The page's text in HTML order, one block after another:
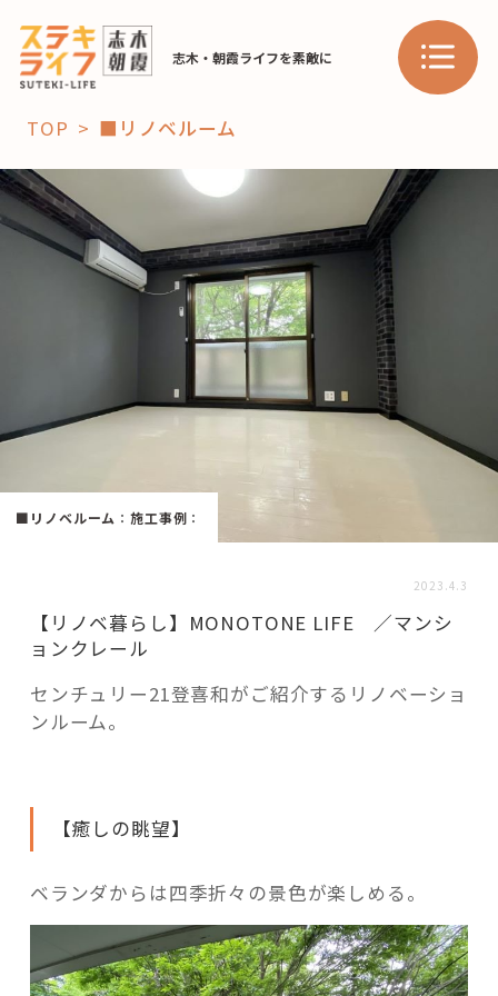
志木・朝霞ライフを素敵に
「コト」
子育て
暮らし
おすすめ
スポット 学び・教育
「場」
HAREL
fleXe
協賛・協力店
これからの暮らし 住み替え相談
TOP ■リノベルーム
■リノベルーム ：施工事例 ：
2023.4.3
【リノベ暮らし】MONOTONE LIFE ／マンシ
ョンクレール
センチュリー21登喜和がご紹介するリノベーショ
ンルーム。
【癒しの眺望】
ベランダからは四季折々の景色が楽しめる。